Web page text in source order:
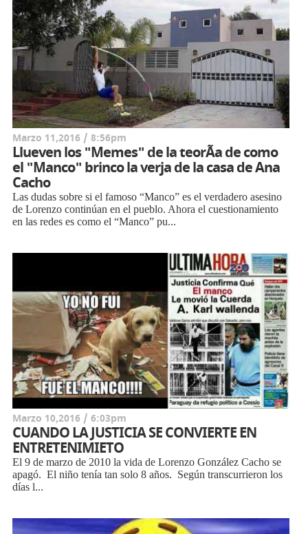
Marzo 11,2016 / 8:56pm
Llueven los "Memes" de la teorÃ­a de como
el "Manco" brinco la verja de la casa de Ana
Cacho
Las dudas sobre si el famoso “Manco” es el verdadero asesino
de Lorenzo continúan en el pueblo. Ahora el cuestionamiento
en las redes es como el “Manco” pu...
Marzo 10,2016 / 6:03pm
CUANDO LA JUSTICIA SE CONVIERTE EN
ENTRETENIMIETO
El 9 de marzo de 2010 la vida de Lorenzo González Cacho se
apagó. El niño tenía tan solo 8 años. Según transcurrieron los
días l...